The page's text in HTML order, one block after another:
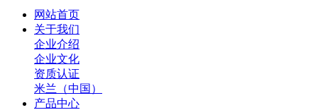
网站首页
关于我们
企业介绍
企业文化
资质认证
米兰（中国）
产品中心